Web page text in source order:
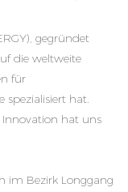
gegründet
die weltweite
für
spezialisiert hat.
hat uns
im Bezirk Longgang